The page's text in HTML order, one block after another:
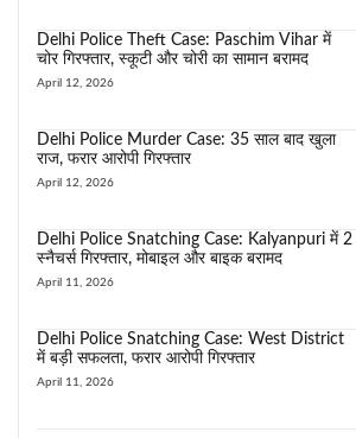
Delhi Police Theft Case: Paschim Vihar में
चोर गिरफ्तार, स्कूटी और चोरी का सामान बरामद
April 12, 2026
Delhi Police Murder Case: 35 साल बाद खुला
राज, फरार आरोपी गिरफ्तार
April 12, 2026
Delhi Police Snatching Case: Kalyanpuri में 2
स्नैचर्स गिरफ्तार, मोबाइल और बाइक बरामद
April 11, 2026
Delhi Police Snatching Case: West District
में बड़ी सफलता, फरार आरोपी गिरफ्तार
April 11, 2026